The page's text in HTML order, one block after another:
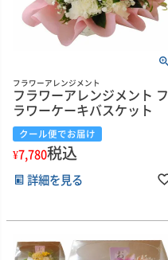
フラワーアレンジメント
フラワーアレンジメント フ
ラワーケーキバスケット
クール便でお届け
¥7,780税込
詳細を見る